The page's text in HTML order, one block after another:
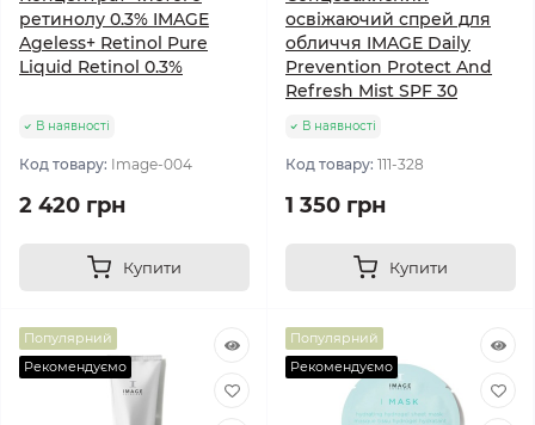
ретинолу 0.3% IMAGE
Ageless+ Retinol Pure
Liquid Retinol 0.3%
В наявності
Код товару: Image-004
2 420 грн
Купити
освіжаючий спрей для
обличчя IMAGE Daily
Prevention Protect And
Refresh Mist SPF 30
В наявності
Код товару: 111-328
1 350 грн
Купити
Популярний
Рекомендуємо
Популярний
Рекомендуємо